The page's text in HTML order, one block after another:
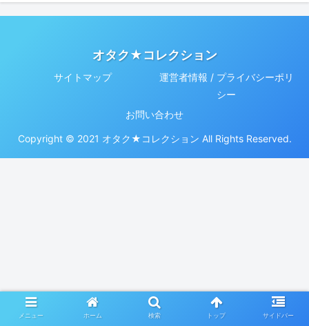
オタク★コレクション
サイトマップ
運営者情報 / プライバシーポリ
シー
お問い合わせ
Copyright © 2021 オタク★コレクション All Rights Reserved.
メニュー ホーム 検索 トップ サイドバー